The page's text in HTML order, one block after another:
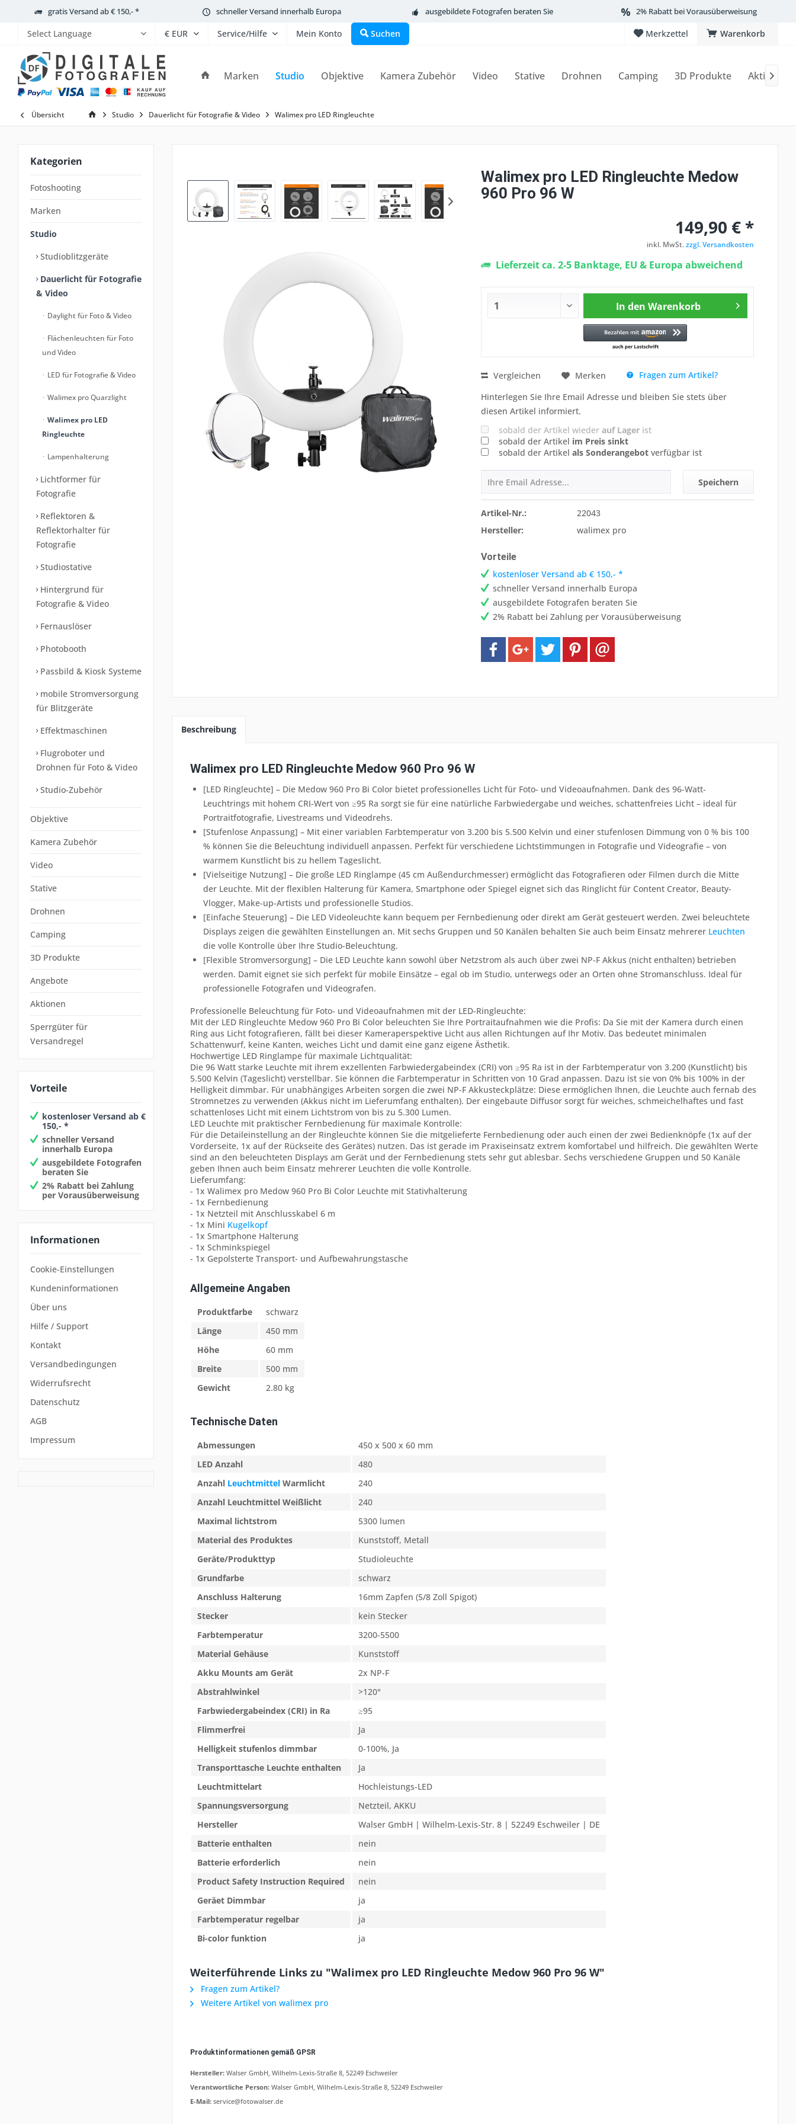
gratis Versand ab € 150,- * schneller Versand innerhalb Europa ausgebildete Fotografen beraten Sie 2% Rabatt bei Vorausüberweisung
Powered by
Warenkorb
Merkzettel
Service/Hilfe Mein Konto Suchen
Marken Studio Objektive Kamera Zubehör Video Stative Drohnen Camping 3D Produkte Aktionen

Übersicht Studio Dauerlicht für Fotografie & Video Walimex pro LED Ringleuchte
Kategorien
Fotoshooting
Marken
Studio
Studioblitzgeräte
Dauerlicht für Fotografie
& Video
Daylight für Foto & Video
Flächenleuchten für Foto
und Video
LED für Fotografie & Video
Walimex pro Quarzlight
Walimex pro LED
Ringleuchte
Lampenhalterung
Lichtformer für
Fotografie
Reflektoren &
Reflektorhalter für
Fotografie
Studiostative
Hintergrund für
Fotografie & Video
Fernauslöser
Photobooth
Passbild & Kiosk Systeme
mobile Stromversorgung
für Blitzgeräte
Effektmaschinen
Flugroboter und
Drohnen für Foto & Video
Studio-Zubehör
Objektive
Kamera Zubehör
Video
Stative
Drohnen
Camping
3D Produkte
Angebote
Aktionen
Sperrgüter für
Versandregel
Vorteile
kostenloser Versand ab €
150,- *
schneller Versand
innerhalb Europa
ausgebildete Fotografen
beraten Sie
2% Rabatt bei Zahlung
per Vorausüberweisung
Informationen
Cookie-Einstellungen
Kundeninformationen
Über uns
Hilfe / Support
Kontakt
Versandbedingungen
Widerrufsrecht
Datenschutz
AGB
Impressum
Walimex pro LED Ringleuchte Medow
960 Pro 96 W
149,90 € *
inkl. MwSt.zzgl. Versandkosten
Lieferzeit ca. 2-5 Banktage, EU & Europa abweichend
In den Warenkorb
Vergleichen Merken
Fragen zum Artikel?
Hinterlegen Sie Ihre Email Adresse und bleiben Sie stets über
diesen Artikel informiert.
sobald der Artikel wieder auf Lagerist
sobald der Artikel im Preis sinkt
sobald der Artikel als Sonderangebotverfügbar ist
Speichern
Artikel-Nr.:
22043
Hersteller:
walimex pro
Vorteile
kostenloser Versand ab € 150,- *
schneller Versand innerhalb Europa
ausgebildete Fotografen beraten Sie
2% Rabatt bei Zahlung per Vorausüberweisung
Beschreibung
Walimex pro LED Ringleuchte Medow 960 Pro 96 W
[LED Ringleuchte] – Die Medow 960 Pro Bi Color bietet professionelles Licht für Foto- und Videoaufnahmen. Dank des 96-Watt-
Leuchtrings mit hohem CRI-Wert von ≥95 Ra sorgt sie für eine natürliche Farbwiedergabe und weiches, schattenfreies Licht – ideal für
Portraitfotografie, Livestreams und Videodrehs.
[Stufenlose Anpassung] – Mit einer variablen Farbtemperatur von 3.200 bis 5.500 Kelvin und einer stufenlosen Dimmung von 0 % bis 100
% können Sie die Beleuchtung individuell anpassen. Perfekt für verschiedene Lichtstimmungen in Fotografie und Videografie – von
warmem Kunstlicht bis zu hellem Tageslicht.
[Vielseitige Nutzung] – Die große LED Ringlampe (45 cm Außendurchmesser) ermöglicht das Fotografieren oder Filmen durch die Mitte
der Leuchte. Mit der flexiblen Halterung für Kamera, Smartphone oder Spiegel eignet sich das Ringlicht für Content Creator, Beauty-
Vlogger, Make-up-Artists und professionelle Studios.
[Einfache Steuerung] – Die LED Videoleuchte kann bequem per Fernbedienung oder direkt am Gerät gesteuert werden. Zwei beleuchtete
Displays zeigen die gewählten Einstellungen an. Mit sechs Gruppen und 50 Kanälen behalten Sie auch beim Einsatz mehrerer Leuchten
die volle Kontrolle über Ihre Studio-Beleuchtung.
[Flexible Stromversorgung] – Die LED Leuchte kann sowohl über Netzstrom als auch über zwei NP-F Akkus (nicht enthalten) betrieben
werden. Damit eignet sie sich perfekt für mobile Einsätze – egal ob im Studio, unterwegs oder an Orten ohne Stromanschluss. Ideal für
professionelle Fotografen und Videografen.
Professionelle Beleuchtung für Foto- und Videoaufnahmen mit der LED-Ringleuchte:
Mit der LED Ringleuchte Medow 960 Pro Bi Color beleuchten Sie Ihre Portraitaufnahmen wie die Profis: Da Sie mit der Kamera durch einen
Ring aus Licht fotografieren, fällt bei dieser Kameraperspektive Licht aus allen Richtungen auf Ihr Motiv. Das bedeutet minimalen
Schattenwurf, keine Kanten, weiches Licht und damit eine ganz eigene Ästhetik.
Hochwertige LED Ringlampe für maximale Lichtqualität:
Die 96 Watt starke Leuchte mit ihrem exzellenten Farbwiedergabeindex (CRI) von ≥95 Ra ist in der Farbtemperatur von 3.200 (Kunstlicht) bis
5.500 Kelvin (Tageslicht) verstellbar. Sie können die Farbtemperatur in Schritten von 10 Grad anpassen. Dazu ist sie von 0% bis 100% in der
Helligkeit dimmbar. Für unabhängiges Arbeiten sorgen die zwei NP-F Akkusteckplätze: Diese ermöglichen Ihnen, die Leuchte auch fernab des
Stromnetzes zu verwenden (Akkus nicht im Lieferumfang enthalten). Der eingebaute Diffusor sorgt für weiches, schmeichelhaftes und fast
schattenloses Licht mit einem Lichtstrom von bis zu 5.300 Lumen.
LED Leuchte mit praktischer Fernbedienung für maximale Kontrolle:
Für die Detaileinstellung an der Ringleuchte können Sie die mitgelieferte Fernbedienung oder auch einen der zwei Bedienknöpfe (1x auf der
Vorderseite, 1x auf der Rückseite des Gerätes) nutzen. Das ist gerade im Praxiseinsatz extrem komfortabel und hilfreich. Die gewählten Werte
sind an den beleuchteten Displays am Gerät und der Fernbedienung stets sehr gut ablesbar. Sechs verschiedene Gruppen und 50 Kanäle
geben Ihnen auch beim Einsatz mehrerer Leuchten die volle Kontrolle.
Lieferumfang:
- 1x Walimex pro Medow 960 Pro Bi Color Leuchte mit Stativhalterung
- 1x Fernbedienung
- 1x Netzteil mit Anschlusskabel 6 m
- 1x Mini Kugelkopf
- 1x Smartphone Halterung
- 1x Schminkspiegel
- 1x Gepolsterte Transport- und Aufbewahrungstasche
Allgemeine Angaben
Produktfarbe
schwarz
Länge
450 mm
Höhe
60 mm
Breite
500 mm
Gewicht
2.80 kg
Technische Daten
Abmessungen
450 x 500 x 60 mm
LED Anzahl
480
Anzahl Leuchtmittel Warmlicht
240
Anzahl Leuchtmittel Weißlicht
240
Maximal lichtstrom
5300 lumen
Material des Produktes
Kunststoff, Metall
Geräte/Produkttyp
Studioleuchte
Grundfarbe
schwarz
Anschluss Halterung
16mm Zapfen (5/8 Zoll Spigot)
Stecker
kein Stecker
Farbtemperatur
3200-5500
Material Gehäuse
Kunststoff
Akku Mounts am Gerät
2x NP-F
Abstrahlwinkel
>120°
Farbwiedergabeindex (CRI) in Ra
≥95
Flimmerfrei
Ja
Helligkeit stufenlos dimmbar
0-100%, Ja
Transporttasche Leuchte enthalten
Ja
Leuchtmittelart
Hochleistungs-LED
Spannungsversorgung
Netzteil, AKKU
Hersteller
Walser GmbH | Wilhelm-Lexis-Str. 8 | 52249 Eschweiler | DE
Batterie enthalten
nein
Batterie erforderlich
nein
Product Safety Instruction Required
nein
Geräet Dimmbar
ja
Farbtemperatur regelbar
ja
Bi-color funktion
ja
Weiterführende Links zu "Walimex pro LED Ringleuchte Medow 960 Pro 96 W"
Fragen zum Artikel?
Weitere Artikel von walimex pro
Produktinformationen gemäß GPSR
Hersteller: Walser GmbH, Wilhelm-Lexis-Straße 8, 52249 Eschweiler
Verantwortliche Person: Walser GmbH, Wilhelm-Lexis-Straße 8, 52249 Eschweiler
E-Mail: service@fotowalser.de